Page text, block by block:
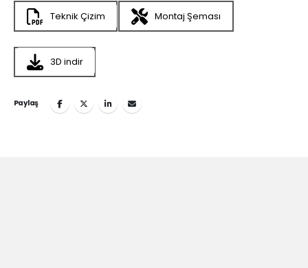
Teknik Çizim Montaj Şeması
3D indir
Paylaş